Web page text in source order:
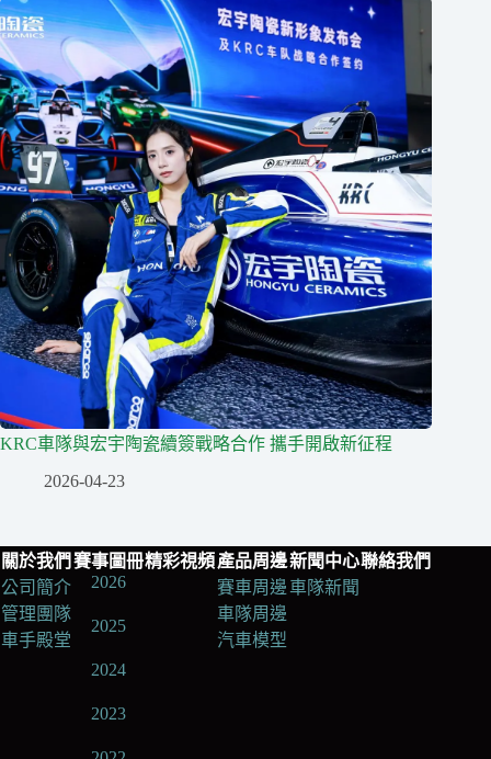
KRC車隊與宏宇陶瓷續簽戰略合作 攜手開啟新征程
2026-04-23
關於我們
公司簡介
管理團隊
車手殿堂
賽事圖冊
2026
2025
2024
2023
精彩視頻產品周邊
賽車周邊
車隊周邊
汽車模型
新聞中心
車隊新聞
聯絡我們